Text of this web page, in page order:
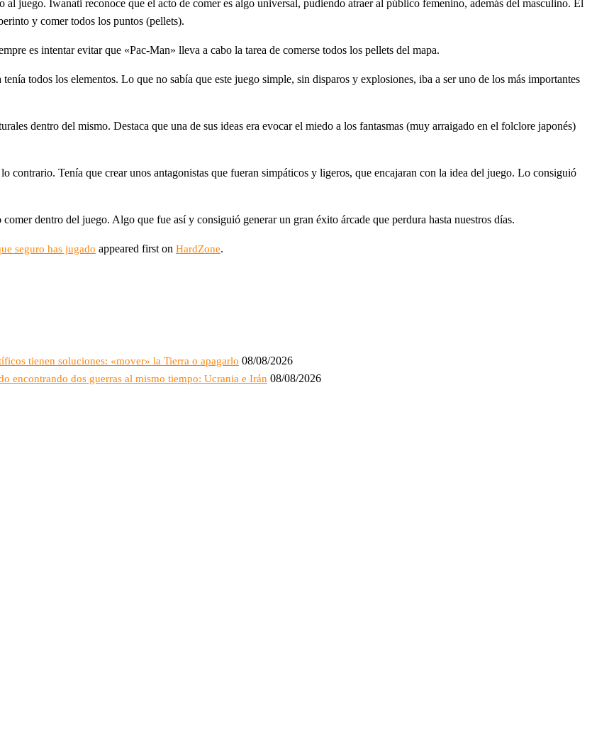
juego. Iwanati reconoce que el acto de comer es algo universal, pudiendo atraer al público femenino, además del masculino. El
y comer todos los puntos (pellets).
es intentar evitar que «Pac-Man» lleva a cabo la tarea de comerse todos los pellets del mapa.
todos los elementos. Lo que no sabía que este juego simple, sin disparos y explosiones, iba a ser uno de los más importantes
dentro del mismo. Destaca que una de sus ideas era evocar el miedo a los fantasmas (muy arraigado en el folclore japonés)
contrario. Tenía que crear unos antagonistas que fueran simpáticos y ligeros, que encajaran con la idea del juego. Lo consiguió
dentro del juego. Algo que fue así y consiguió generar un gran éxito árcade que perdura hasta nuestros días.
seguro has jugado appeared first on HardZone.
tienen soluciones: «mover» la Tierra o apagarlo 08/08/2026
encontrando dos guerras al mismo tiempo: Ucrania e Irán 08/08/2026